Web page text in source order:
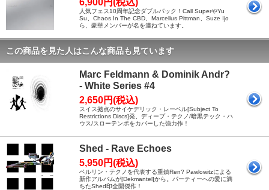
人気フェス10周年記念ダブルパック！Call SuperやYu
Su、Chaos In The CBD、Marcellus Pittman、Suze Ijo
ら、豪華メンバーが名を連ねています。
この商品を見た人はこんな商品も見ています
Marc Feldmann & Dominik Andr?
- White Series #4
2,650円(税込)
スイス拠点のサイケデリック・レーベル[Subject To
Restrictions Discs]発、ディープ・テクノ/暗黒テック・ハ
ウス/スローテンポをカバーした強力作！
Shed - Rave Echoes
5,950円(税込)
ベルリン・テクノを代表する重鎮Ren? Pawlowitzによる
新作アルバムが[Dekmantel]から。パーティーへの愛に満
ちたShed印全開傑作！